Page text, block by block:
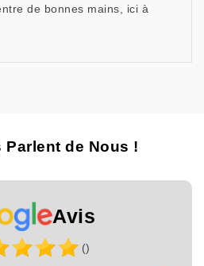
de bonnes mains, ici à
Parlent de Nous !
Avis
()